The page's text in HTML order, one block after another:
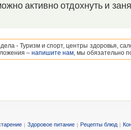
активно отдохнуть и
- Туризм и спорт, центры здоровья,
– напишите нам, мы обязательно
| Здоровое питание | Рецепты блюд |